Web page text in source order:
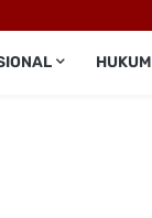
HUKUM